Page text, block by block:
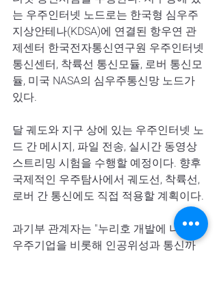
는 우주인터넷 노드로는 한국형 심우주
지상안테나(KDSA)에 연결된 항우연 관
제센터 한국전자통신연구원 우주인터넷
통신센터, 착륙선 통신모듈, 로버 통신모
듈, 미국 NASA의 심우주통신망 노드가
있다.
달 궤도와 지구 상에 있는 우주인터넷 노
드 간 메시지, 파일 전송, 실시간 동영상
스트리밍 시험을 수행할 예정이다. 향후
국제적인 우주탐사에서 궤도선, 착륙선,
로버 간 통신에도 직접 적용할 계획이다.
과기부 관계자는 "누리호 개발에 나섰던
우주기업을 비롯해 인공위성과 통신까